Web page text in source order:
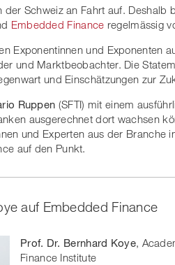
Schweiz an Fahrt auf. Deshalb
Embedded Finance regelmässig
Exponentinnen und Exponenten
und Marktbeobachter. Die
und Einschätzungen zur
Ruppen (SFTI) mit einem
ausgerechnet dort wachsen
und Experten aus der Branche
auf den Punkt.
auf Embedded Finance
Prof. Dr. Bernhard Koye,
Finance Institute